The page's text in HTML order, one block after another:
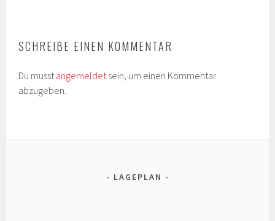
SCHREIBE EINEN KOMMENTAR
Du musstangemeldetsein, um einen Kommentar
abzugeben.
LAGEPLAN